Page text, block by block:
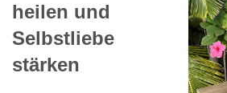
heilen und
Selbstliebe
stärken